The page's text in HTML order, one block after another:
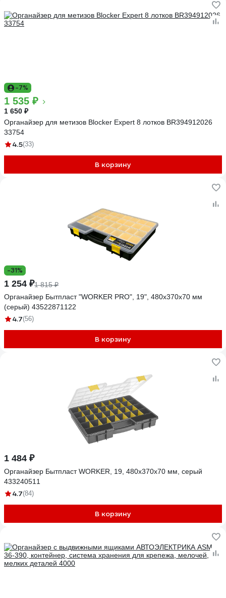
-7%
1 535 ₽
1 650 ₽
Органайзер для метизов Blocker Expert 8 лотков BR394912026
33754
4.5(33)
В корзину
-31%
1 254 ₽1 815 ₽
Органайзер Бытпласт "WORKER PRO", 19", 480x370x70 мм
(серый) 43522871122
4.7(56)
В корзину
1 484 ₽
Органайзер Бытпласт WORKER, 19, 480х370х70 мм, серый
433240511
4.7(84)
В корзину